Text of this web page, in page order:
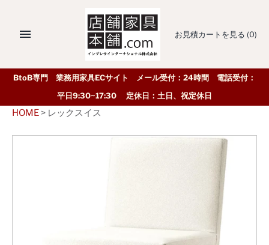
お見積カートを見る (0)
BtoB専門 業務用家具ECサイト メール受付：24時間 電話受付：
平日9:30~17:30 定休日：土日、祝定休日
HOME > レックスイス